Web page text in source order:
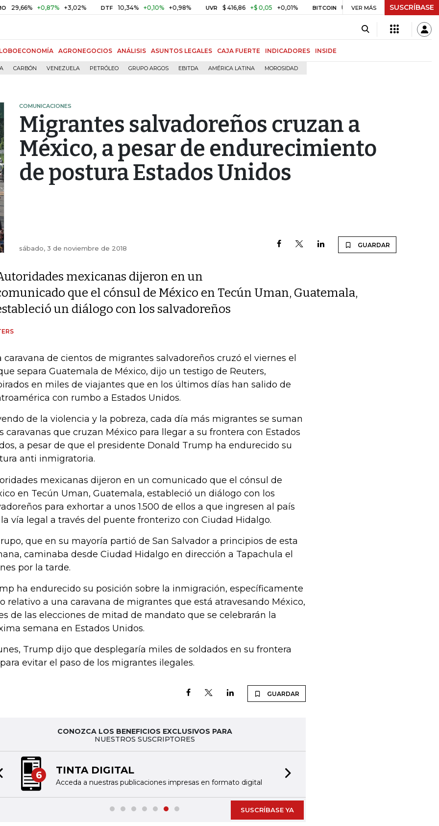
+0,87% +3,02% DTF 10,34% +0,10% +0,98% UVR $ 416,86 +$ 0,05 +0,01% BITCOIN US$ 64.968,40 US$ 856,80 +1,34%
VER MÁS SUSCRÍBASE
AGRONEGOCIOS ANÁLISIS ASUNTOS LEGALES CAJA FUERTE INDICADORES INSIDE
CARBÓN VENEZUELA PETRÓLEO GRUPO ARGOS EBITDA AMÉRICA LATINA MOROSIDAD
COMUNICACIONES
Migrantes salvadoreños cruzan a
México, a pesar de endurecimiento
de postura Estados Unidos
sábado, 3 de noviembre de 2018 GUARDAR
mexicanas dijeron en un
que el cónsul de México en Tecún Uman, Guatemala,
un diálogo con los salvadoreños
caravana de cientos de migrantes salvadoreños cruzó el viernes el
separa Guatemala de México, dijo un testigo de Reuters,
en miles de viajantes que en los últimos días han salido de
con rumbo a Estados Unidos.
de la violencia y la pobreza, cada día más migrantes se suman
caravanas que cruzan México para llegar a su frontera con Estados
a pesar de que el presidente Donald Trump ha endurecido su
anti inmigratoria.
mexicanas dijeron en un comunicado que el cónsul de
en Tecún Uman, Guatemala, estableció un diálogo con los
para exhortar a unos 1.500 de ellos a que ingresen al país
vía legal a través del puente fronterizo con Ciudad Hidalgo.
que en su mayoría partió de San Salvador a principios de esta
caminaba desde Ciudad Hidalgo en dirección a Tapachula el
por la tarde.
ha endurecido su posición sobre la inmigración, específicamente
relativo a una caravana de migrantes que está atravesando México,
de las elecciones de mitad de mandato que se celebrarán la
semana en Estados Unidos.
Trump dijo que desplegaría miles de soldados en su frontera
evitar el paso de los migrantes ilegales.
GUARDAR
CONOZCA LOS BENEFICIOS EXCLUSIVOS PARA
NUESTROS SUSCRIPTORES
6 TINTA DIGITAL
Acceda a nuestras publicaciones impresas en formato digital
slide
SUSCRÍBASE YA